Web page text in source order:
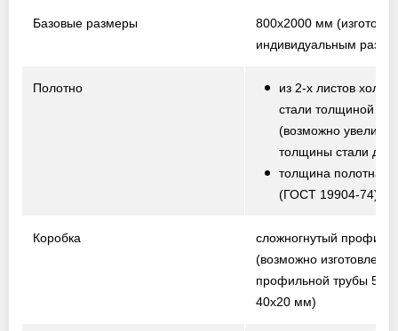
Базовые размеры 800х2000 мм
индивидуальным
Полотно
из 2-х листов
стали толщиной
(возможно
толщины стали до
толщина полотна
(ГОСТ 19904-74)
Коробка
сложногнутый профиль
(возможно
профильной трубы
40х20 мм)